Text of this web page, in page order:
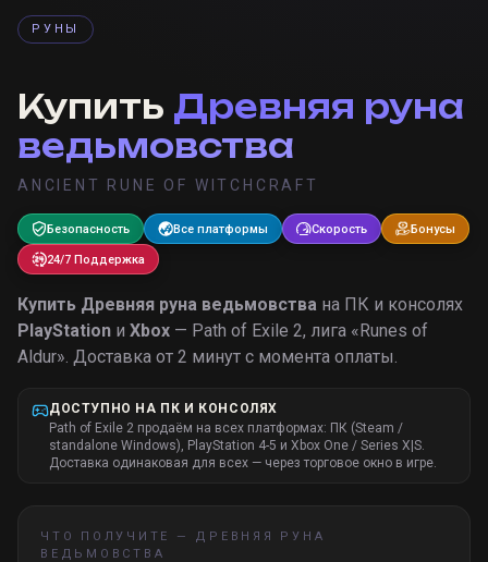
РУНЫ
Купить Древняя руна
ведьмовства
ANCIENT RUNE OF WITCHCRAFT
Безопасность Все платформы Скорость Бонусы
24/7 Поддержка
Купить Древняя руна ведьмовства на ПК и консолях
PlayStation и Xbox — Path of Exile 2, лига «Runes of
Aldur». Доставка от 2 минут с момента оплаты.
ДОСТУПНО НА ПК И КОНСОЛЯХ
Path of Exile 2 продаём на всех платформах: ПК (Steam /
standalone Windows), PlayStation 4-5 и Xbox One / Series X|S.
Доставка одинаковая для всех — через торговое окно в игре.
ЧТО ПОЛУЧИТЕ — ДРЕВНЯЯ РУНА
ВЕДЬМОВСТВА